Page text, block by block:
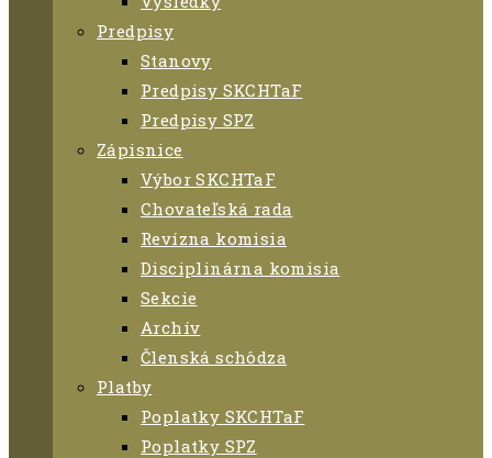
Predpisy
Stanovy
Predpisy SKCHTaF
Predpisy SPZ
Zápisnice
Výbor SKCHTaF
Chovateľská rada
Revízna komisia
Disciplinárna komisia
Sekcie
Archív
Členská schôdza
Platby
Poplatky SKCHTaF
Poplatky SPZ